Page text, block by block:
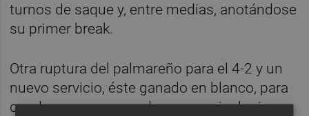
turnos de saque y, entre medias, anotándose
su primer break.
Otra ruptura del palmareño para el 4-2 y un
nuevo servicio, éste ganado en blanco, para
quedarse muy cerca de conseguir el primer